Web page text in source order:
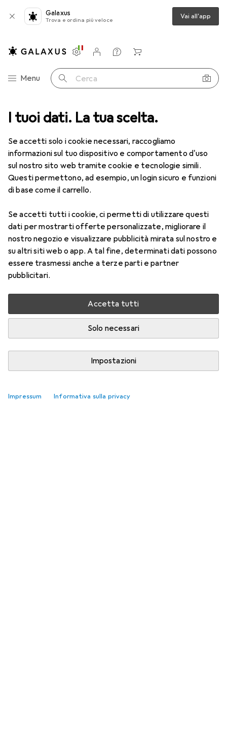
I tuoi dati. La tua scelta.
Se accetti solo i cookie necessari, raccogliamo
informazioni sul tuo dispositivo e comportamento d'uso
sul nostro sito web tramite cookie e tecnologie simili.
Questi permettono, ad esempio, un login sicuro e funzioni
di base come il carrello.
Se accetti tutti i cookie, ci permetti di utilizzare questi
dati per mostrarti offerte personalizzate, migliorare il
nostro negozio e visualizzare pubblicità mirata sul nostro e
su altri siti web o app. A tal fine, determinati dati possono
essere trasmessi anche a terze parti e partner
pubblicitari.
Accetta tutti
Solo necessari
Impostazioni
Impressum Informativa sulla privacy
Galaxus
Trova e ordina più veloce Vai all'app
Categoria Navigazione
Menu Cerca
Impostazioni
Conto cliente
Liste di confronto
Liste dei desideri
Carrello
codice a barre Zebra DS8178: AREA IMAGER
ZebraDS8178: AREA IMAGER
Codici a barre 1D, Codici a barre 2D
Accessori per Zebra DS8178:
AREA IMAGER
Qui trovi accessori adatti per il prodotto Zebra DS8178:
AREA IMAGER.
Rilevanza
Elenco dei prodotti
Nessun prodotto trovato